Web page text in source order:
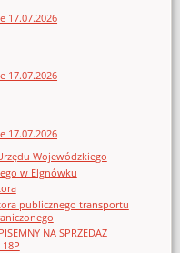
17.07.2026
17.07.2026
17.07.2026
Wojewódzkiego
w Elgnówku
publicznego transportu
NA SPRZEDAŻ
18P